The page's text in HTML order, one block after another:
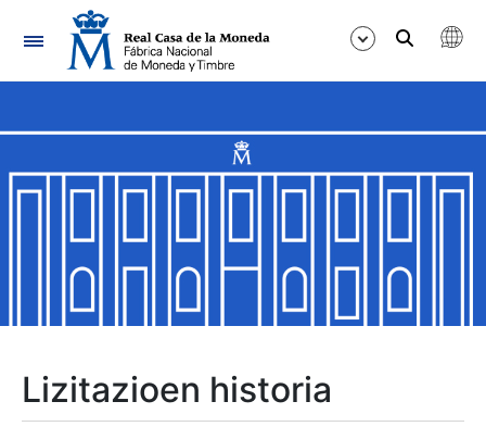
Nabigazioa
Erakutsi/Ezkutatu
Erakutsi/Ezkutatu
Erakutsi/Ezkutatu
Lizitazioen historia